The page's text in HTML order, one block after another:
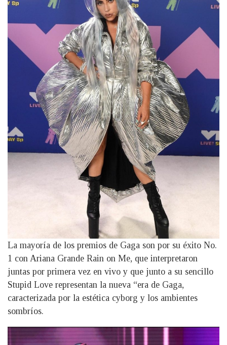
La mayoría de los premios de Gaga son por su éxito No.
1 con Ariana Grande Rain on Me, que interpretaron
juntas por primera vez en vivo y que junto a su sencillo
Stupid Love representan la nueva “era de Gaga,
caracterizada por la estética cyborg y los ambientes
sombríos.